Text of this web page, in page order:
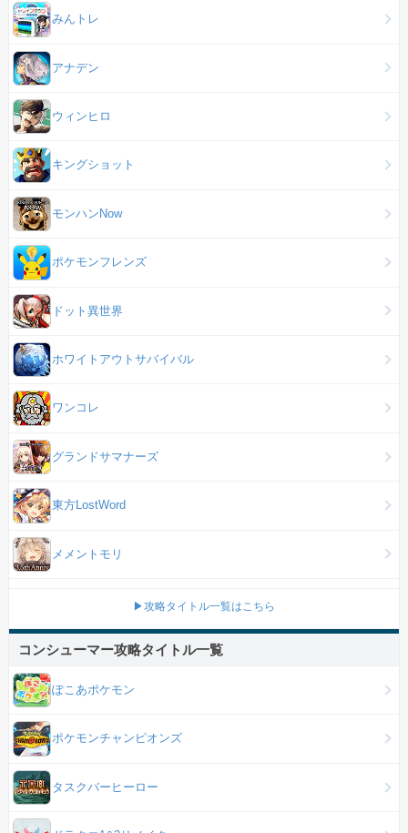
みんトレ
アナデン
ウィンヒロ
キングショット
モンハンNow
ポケモンフレンズ
ドット異世界
ホワイトアウトサバイバル
ワンコレ
グランドサマナーズ
東方LostWord
メメントモリ
▶攻略タイトル一覧はこちら
コンシューマー攻略タイトル一覧
ぽこあポケモン
ポケモンチャンピオンズ
タスクバーヒーロー